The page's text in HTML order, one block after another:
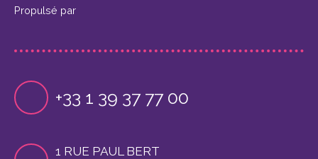
Propulsé par
+33 1 39 37 77 00
1 RUE PAUL BERT